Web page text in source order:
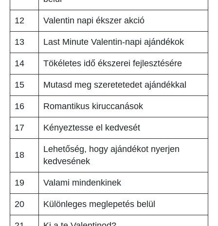
12 Valentin napi ékszer akció
13 Last Minute Valentin-napi ajándékok
14 Tökéletes idő ékszerei fejlesztésére
15 Mutasd meg szeretetedet ajándékkal
16 Romantikus kiruccanások
17 Kényeztesse el kedvesét
18
Lehetőség, hogy ajándékot nyerjen
kedvesének
19 Valami mindenkinek
20 Különleges meglepetés belül